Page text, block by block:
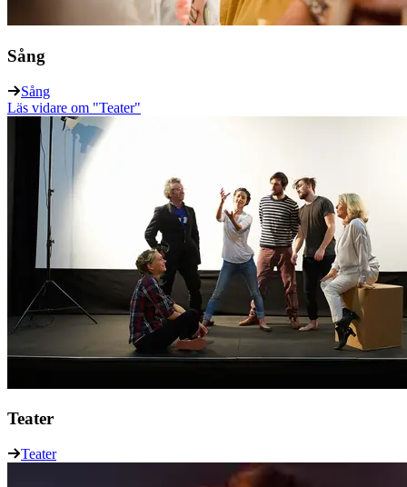
Sång
Sång
Läs vidare om "Teater"
Teater
Teater